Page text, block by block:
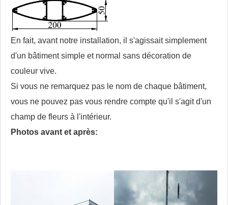
En fait, avant notre installation, il s'agissait simplement
d'un bâtiment simple et normal sans décoration de
couleur vive.
Si vous ne remarquez pas le nom de chaque bâtiment,
vous ne pouvez pas vous rendre compte qu'il s'agit d'un
champ de fleurs à l'intérieur.
Photos avant et après: